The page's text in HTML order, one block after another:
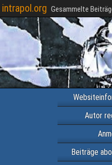
intrapol.org Gesammelte
Autor
Beiträge